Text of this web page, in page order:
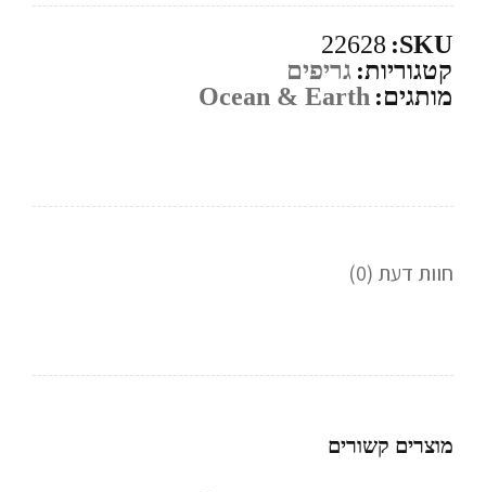
SKU:
22628
קטגוריות: גריפים
מותגים: Ocean & Earth
חוות דעת (0)
מוצרים קשורים